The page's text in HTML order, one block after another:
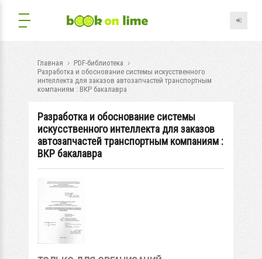
Главная
PDF-библиотека
Разработка и обоснование системы искусственного
интеллекта для заказов автозапчастей транспортным
компаниям : ВКР бакалавра
Разработка и обоснование системы
искусственного интеллекта для заказов
автозапчастей транспортным компаниям :
ВКР бакалавра